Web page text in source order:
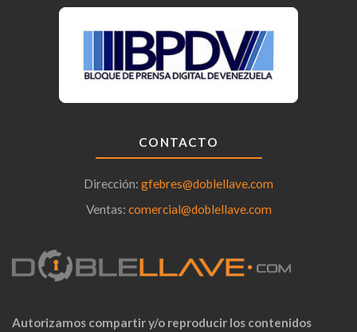
CONTACTO
Dirección: gfebres@doblellave.com
Ventas: comercial@doblellave.com
Autorizamos compartir y/o reproducir los contenidos